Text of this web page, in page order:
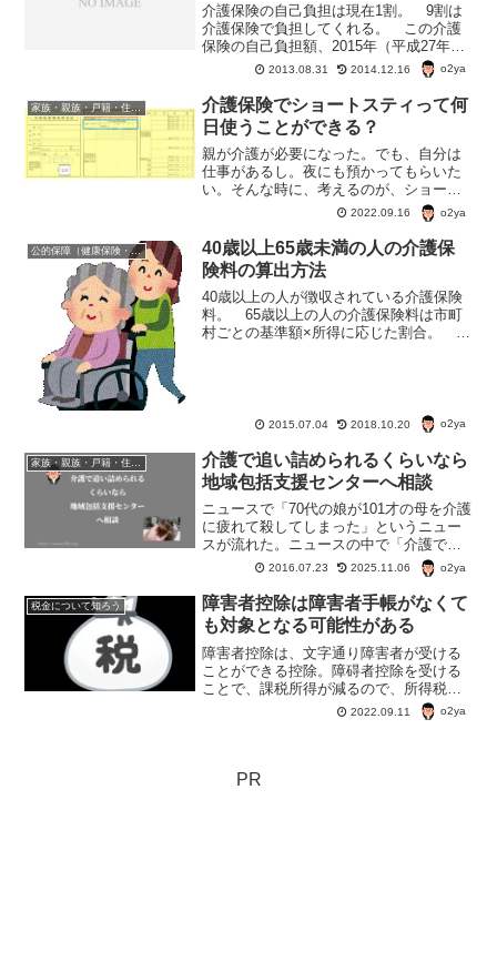
介護保険の自己負担は現在1割。 9割は
介護保険で負担してくれる。 この介護
保険の自己負担額、2015年（平成27年
度）から変わるかもしれない。介護保険
の自己負担年収いくら以上で2割負担にな
る？ 介護保険の自己負担割合を２割と
する収入基準は2...
2013.08.31 2014.12.16 o2ya
家族・親族・戸籍・住民票・老後のお金・遺産・相続
介護保険でショートスティって何
日使うことができる？
親が介護が必要になった。でも、自分は
仕事があるし。夜にも預かってもらいた
い。そんな時に、考えるのが、ショート
スティ。でも、ショートスティって何日
使えるんだろう？そもそも、介護保険の
申請をしたからって使えるんだろうか？
2022.09.16 o2ya
公的保障（健康保険・年金・雇用保険・生活保護・災害時の補償）
40歳以上65歳未満の人の介護保
険料の算出方法
40歳以上の人が徴収されている介護保険
料。 65歳以上の人の介護保険料は市町
村ごとの基準額×所得に応じた割合。 で
2015.07.04 2018.10.20 o2ya
家族・親族・戸籍・住民票・老後のお金・遺産・相続
介護で追い詰められるくらいなら
地域包括支援センターへ相談
ニュースで「70代の娘が101才の母を介護
に疲れて殺してしまった」というニュー
スが流れた。ニュースの中で「介護で困
ったら包括支援センターへ相談を」と言
ってたが実は大分前、我が家は地域包括
支援センターのお世話になったことがあ
る。
2016.07.23 2025.11.06 o2ya
税金について知ろう
障害者控除は障害者手帳がなくて
も対象となる可能性がある
障害者控除は、文字通り障害者が受ける
ことができる控除。障碍者控除を受ける
ことで、課税所得が減るので、所得税や
住民税が安くなる。通常は、障害者手帳
を持っている人が対象だが、65歳以上な
2022.09.11 o2ya
PR